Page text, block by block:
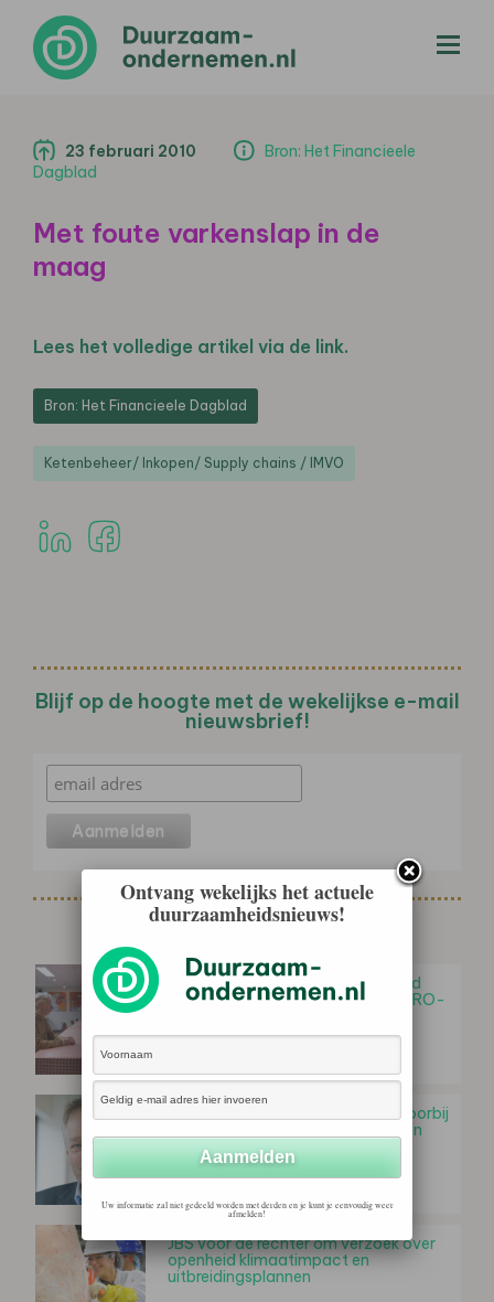
23 februari 2010
Bron: Het Financieele
Dagblad
Met foute varkenslap in de
maag
Lees het volledige artikel via de link.
Bron: Het Financieele Dagblad
Ketenbeheer/ Inkopen/ Supply chains / IMVO
Blijf op de hoogte met de wekelijkse e-mail
nieuwsbrief!
Milieustrijders dwingen de overheid
haar eigen wetten na te leven in KRO-
Jack van der Veen (Nyenrode): 'Voorbij
de eigen organisatie: de kracht van
ketensamenwerking'
JBS voor de rechter om verzoek over
openheid klimaatimpact en
uitbreidingsplannen
Ontvang wekelijks het actuele
duurzaamheidsnieuws!
Uw informatie zal niet gedeeld worden met derden en je kunt je eenvoudig weer
afmelden!